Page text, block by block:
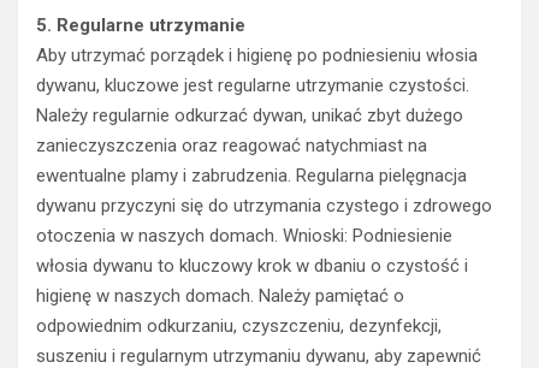
5. Regularne utrzymanie
Aby utrzymać porządek i higienę po podniesieniu włosia
dywanu, kluczowe jest regularne utrzymanie czystości.
Należy regularnie odkurzać dywan, unikać zbyt dużego
zanieczyszczenia oraz reagować natychmiast na
ewentualne plamy i zabrudzenia. Regularna pielęgnacja
dywanu przyczyni się do utrzymania czystego i zdrowego
otoczenia w naszych domach. Wnioski: Podniesienie
włosia dywanu to kluczowy krok w dbaniu o czystość i
higienę w naszych domach. Należy pamiętać o
odpowiednim odkurzaniu, czyszczeniu, dezynfekcji,
suszeniu i regularnym utrzymaniu dywanu, aby zapewnić